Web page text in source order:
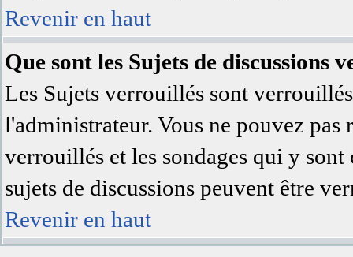
Revenir en haut
Que sont les Sujets de discussions
Les Sujets verrouillés sont
l'administrateur. Vous ne pouvez pas
verrouillés et les sondages qui y
sujets de discussions peuvent être
Revenir en haut